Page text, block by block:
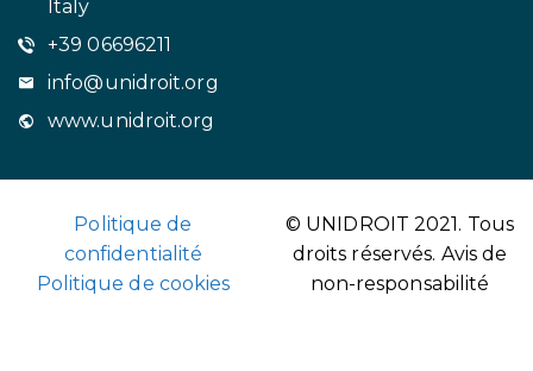
Italy
+39 06696211
info@unidroit.org
www.unidroit.org
Politique de
confidentialité
Politique de cookies
© UNIDROIT 2021. Tous
droits réservés. Avis de
non-responsabilité